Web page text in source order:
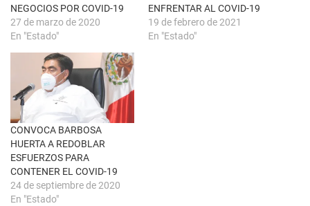
a
n
u
e
v
a
b
r
u
n
a
v
t
a
n
a
n
u
e
v
a
)
NEGOCIOS POR COVID-19
27 de marzo de 2020
En "Estado"
ENFRENTAR AL COVID-19
19 de febrero de 2021
En "Estado"
CONVOCA BARBOSA
HUERTA A REDOBLAR
ESFUERZOS PARA
CONTENER EL COVID-19
24 de septiembre de 2020
En "Estado"